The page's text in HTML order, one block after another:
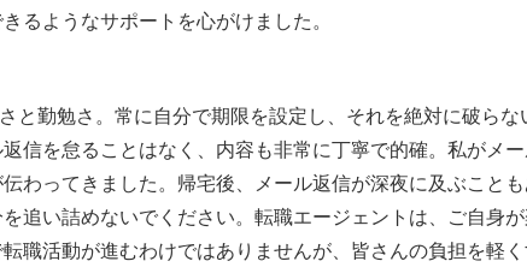
るようなサポートを心がけました。
と勤勉さ。常に自分で期限を設定し、それを絶対に破ら
信を怠ることはなく、内容も非常に丁寧で的確。私がメ
わってきました。帰宅後、メール返信が深夜に及ぶこと
追い詰めないでください。転職エージェントは、ご自身
職活動が進むわけではありませんが、皆さんの負担を軽